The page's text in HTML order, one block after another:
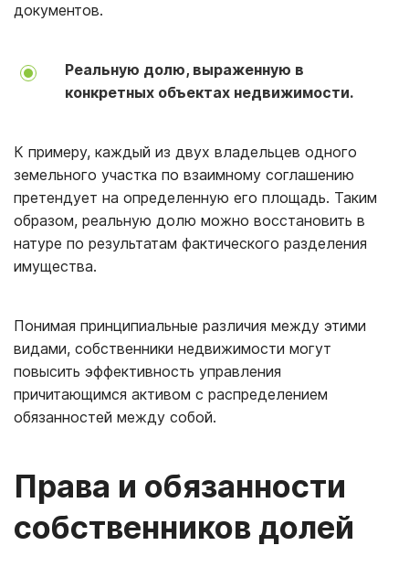
документов.
Реальную долю, выраженную в
конкретных объектах недвижимости.
К примеру, каждый из двух владельцев одного
земельного участка по взаимному соглашению
претендует на определенную его площадь. Таким
образом, реальную долю можно восстановить в
натуре по результатам фактического разделения
имущества.
Понимая принципиальные различия между этими
видами, собственники недвижимости могут
повысить эффективность управления
причитающимся активом с распределением
обязанностей между собой.
Права и обязанности
собственников долей